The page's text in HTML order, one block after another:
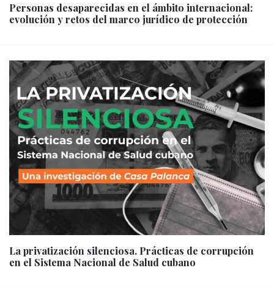
Personas desaparecidas en el ámbito internacional:
evolución y retos del marco jurídico de protección
La privatización silenciosa. Prácticas de corrupción
en el Sistema Nacional de Salud cubano